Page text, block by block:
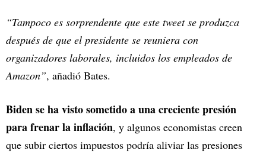
“Tampoco es sorprendente que este tweet se produzca
después de que el presidente se reuniera con
organizadores laborales, incluidos los empleados de
Amazon”, añadió Bates.
Biden se ha visto sometido a una creciente presión
para frenar la inflación, y algunos economistas creen
que subir ciertos impuestos podría aliviar las presiones